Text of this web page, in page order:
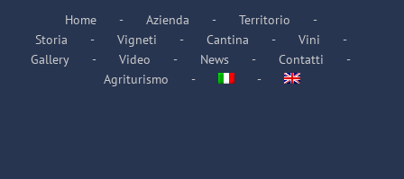
Home Azienda
Territorio
Storia
Vigneti Cantina
Vini
Gallery
Video News
Contatti
Agriturismo